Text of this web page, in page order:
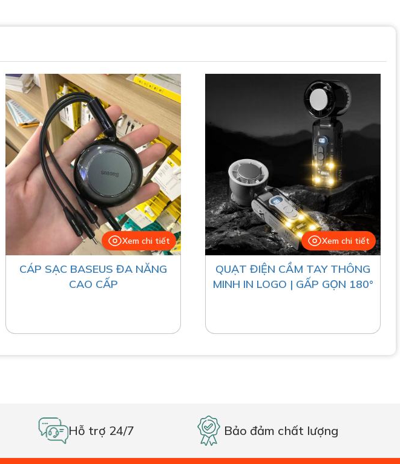
Xem chi tiết
CÁP SẠC BASEUS ĐA NĂNG
CAO CẤP
Xem chi tiết
QUẠT ĐIỆN CẦM TAY THÔNG
MINH IN LOGO | GẤP GỌN 180°
Hỗ trợ 24/7 Bảo đảm chất lượng